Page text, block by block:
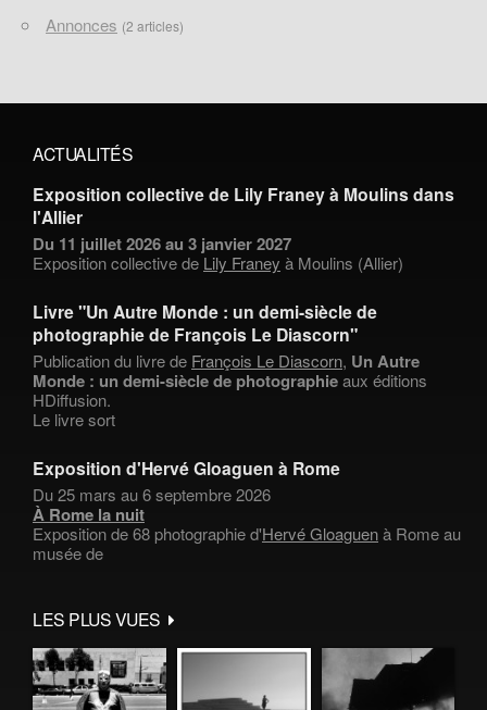
Annonces (2 articles)
ACTUALITÉS
Exposition collective de Lily Franey à Moulins dans
l'Allier
Du 11 juillet 2026 au 3 janvier 2027
Exposition collective de Lily Franey à Moulins (Allier)
Livre "Un Autre Monde : un demi-siècle de
photographie de François Le Diascorn"
Publication du livre de François Le Diascorn, Un Autre
Monde : un demi-siècle de photographieaux éditions
HDiffusion.
Le livre sort
Exposition d'Hervé Gloaguen à Rome
Du 25 mars au 6 septembre 2026
À Rome la nuit
Exposition de 68 photographie d'Hervé Gloaguenà Rome au
musée de
LES PLUS VUES